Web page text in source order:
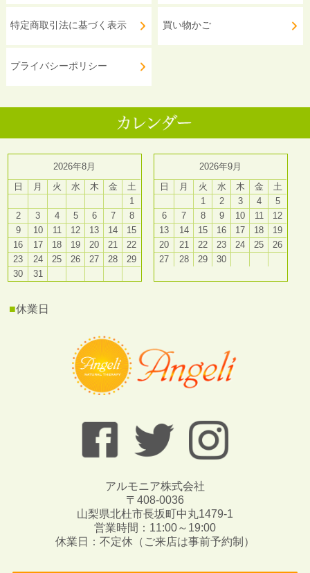
特定商取引法に基づく表示
プライバシーポリシー
買い物かご
2026年8月
日
月 火 水 木 金
土
1
2
3 4 5 6 7
8
9
10 11 12 13 14
15
16
17 18 19 20 21
22
23
24 25 26 27 28
29
30
31
2026年9月
日
月 火 水 木 金
土
1
2 3 4
5
6
7 8 9 10 11
12
13
14 15 16 17 18
19
20
21 22 23 24 25
26
27
28 29 30
■休業日
アルモニア株式会社
〒408-0036
山梨県北杜市長坂町中丸1479-1
営業時間：11:00～19:00
休業日：不定休（ご来店は事前予約制）